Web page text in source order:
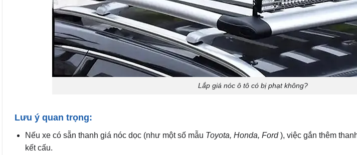
Lắp giá nóc ô tô có bị phạt không?
Lưu ý quan trọng:
Nếu xe có sẵn thanh giá nóc dọc (như một số mẫu Toyota, Honda, Ford), việc gắn thêm
kết cấu.